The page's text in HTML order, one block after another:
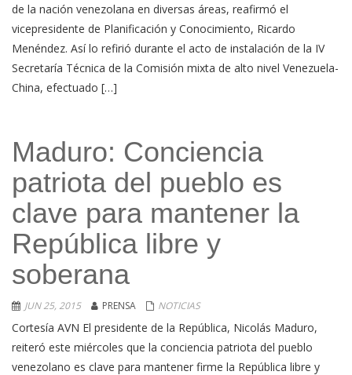
de la nación venezolana en diversas áreas, reafirmó el
vicepresidente de Planificación y Conocimiento, Ricardo
Menéndez. Así lo refirió durante el acto de instalación de la IV
Secretaría Técnica de la Comisión mixta de alto nivel Venezuela-
China, efectuado […]
Maduro: Conciencia
patriota del pueblo es
clave para mantener la
República libre y
soberana
JUN 25, 2015 PRENSA NOTICIAS
Cortesía AVN El presidente de la República, Nicolás Maduro,
reiteró este miércoles que la conciencia patriota del pueblo
venezolano es clave para mantener firme la República libre y